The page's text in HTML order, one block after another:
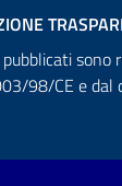
98/CE e dal